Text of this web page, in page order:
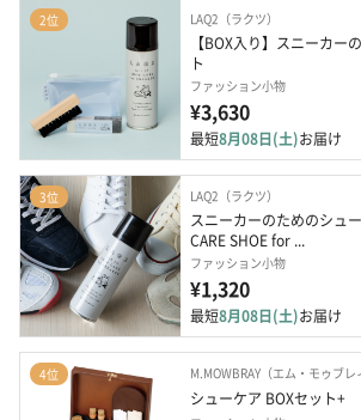
2位 LAQ2（ラクツ）
【BOX入り】スニーカー
ト
ファッション小物
¥3,630
最短8月08日(土)お届け
3位 LAQ2（ラクツ）
スニーカーのためのシュ
CARE SHOE for ...
ファッション小物
¥1,320
最短8月08日(土)お届け
4位 M.MOWBRAY（エム・モゥブレ
シューケア BOXセット+